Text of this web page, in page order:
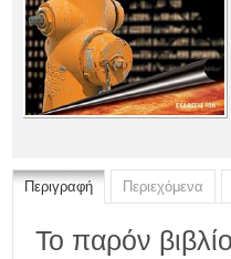
Περιγραφή Περιεχόμενα
Το παρόν